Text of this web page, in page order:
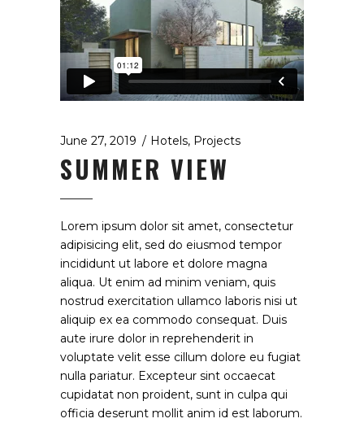
June 27, 2019 Hotels, Projects
SUMMER VIEW
Lorem ipsum dolor sit amet, consectetur
adipisicing elit, sed do eiusmod tempor
incididunt ut labore et dolore magna
aliqua. Ut enim ad minim veniam, quis
nostrud exercitation ullamco laboris nisi ut
aliquip ex ea commodo consequat. Duis
aute irure dolor in reprehenderit in
voluptate velit esse cillum dolore eu fugiat
nulla pariatur. Excepteur sint occaecat
cupidatat non proident, sunt in culpa qui
officia deserunt mollit anim id est laborum.